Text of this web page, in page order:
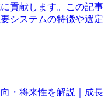
貢献します。この記事
システムの特徴や選定
・将来性を解説｜成長